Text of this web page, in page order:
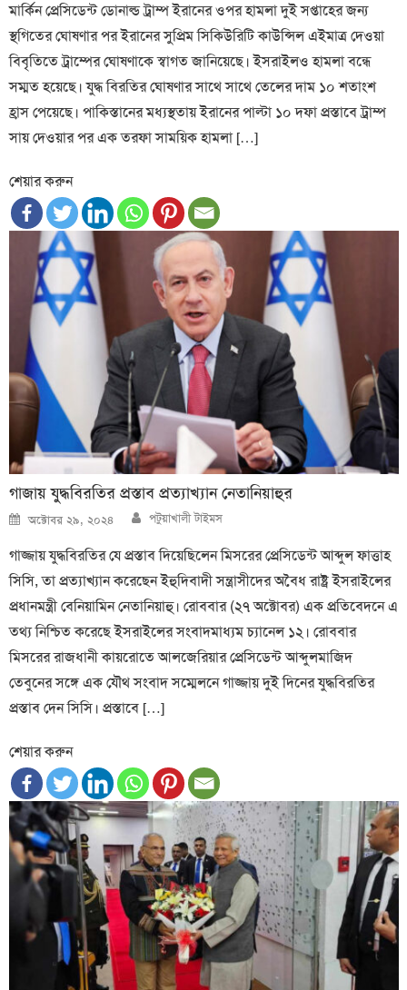
মার্কিন প্রেসিডেন্ট ডোনাল্ড ট্রাম্প ইরানের ওপর হামলা দুই সপ্তাহের জন্য
স্থগিতের ঘোষণার পর ইরানের সুপ্রিম সিকিউরিটি কাউন্সিল এইমাত্র দেওয়া
বিবৃতিতে ট্রাম্পের ঘোষণাকে স্বাগত জানিয়েছে। ইসরাইলও হামলা বন্ধে
সম্মত হয়েছে। যুদ্ধ বিরতির ঘোষণার সাথে সাথে তেলের দাম ১০ শতাংশ
হ্রাস পেয়েছে। পাকিস্তানের মধ্যস্থতায় ইরানের পাল্টা ১০ দফা প্রস্তাবে ট্রাম্প
সায় দেওয়ার পর এক তরফা সাময়িক হামলা […]
শেয়ার করুন
গাজায় যুদ্ধবিরতির প্রস্তাব প্রত্যাখ্যান নেতানিয়াহুর
Posted
on
অক্টোবর ২৯, ২০২৪ Author
পটুয়াখালী টাইমস
গাজ্জায় যুদ্ধবিরতির যে প্রস্তাব দিয়েছিলেন মিসরের প্রেসিডেন্ট আব্দুল ফাত্তাহ
সিসি, তা প্রত্যাখ্যান করেছেন ইহুদিবাদী সন্ত্রাসীদের অবৈধ রাষ্ট্র ইসরাইলের
প্রধানমন্ত্রী বেনিয়ামিন নেতানিয়াহু। রোববার (২৭ অক্টোবর) এক প্রতিবেদনে এ
তথ্য নিশ্চিত করেছে ইসরাইলের সংবাদমাধ্যম চ্যানেল ১২। রোববার
মিসরের রাজধানী কায়রোতে আলজেরিয়ার প্রেসিডেন্ট আব্দুলমাজিদ
তেবুনের সঙ্গে এক যৌথ সংবাদ সম্মেলনে গাজ্জায় দুই দিনের যুদ্ধবিরতির
প্রস্তাব দেন সিসি। প্রস্তাবে […]
শেয়ার করুন